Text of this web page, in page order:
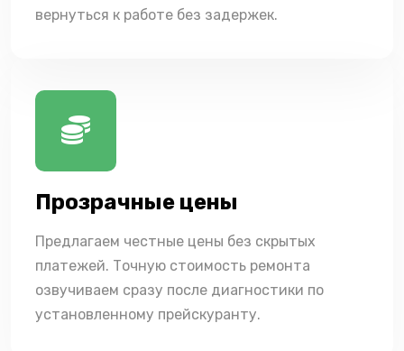
вернуться к работе без задержек.
Прозрачные цены
Предлагаем честные цены без скрытых
платежей. Точную стоимость ремонта
озвучиваем сразу после диагностики по
установленному прейскуранту.